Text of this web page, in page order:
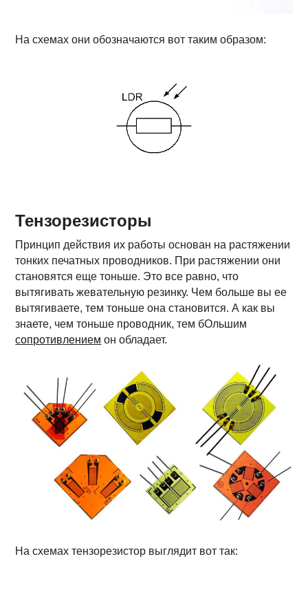
На схемах они обозначаются вот таким образом:
Тензорезисторы
Принцип действия их работы основан на растяжении
тонких печатных проводников. При растяжении они
становятся еще тоньше. Это все равно, что
вытягивать жевательную резинку. Чем больше вы ее
вытягиваете, тем тоньше она становится. А как вы
знаете, чем тоньше проводник, тем бОльшим
сопротивлением он обладает.
На схемах тензорезистор выглядит вот так: